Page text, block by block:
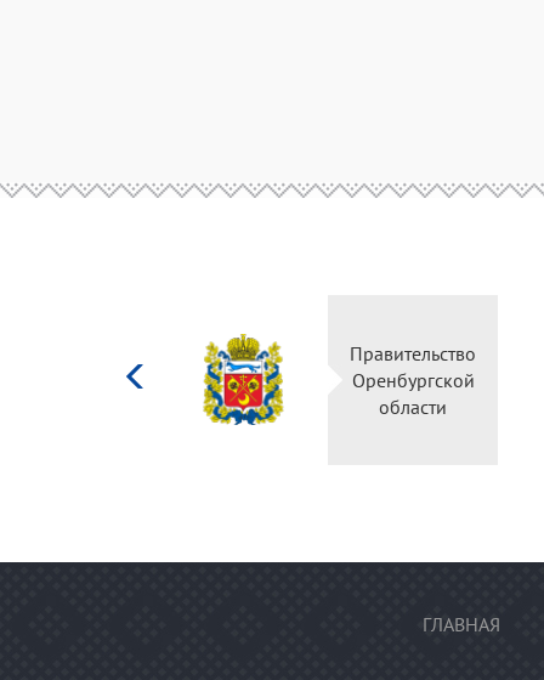
Правительство
Оренбургской
области
ГЛАВНАЯ